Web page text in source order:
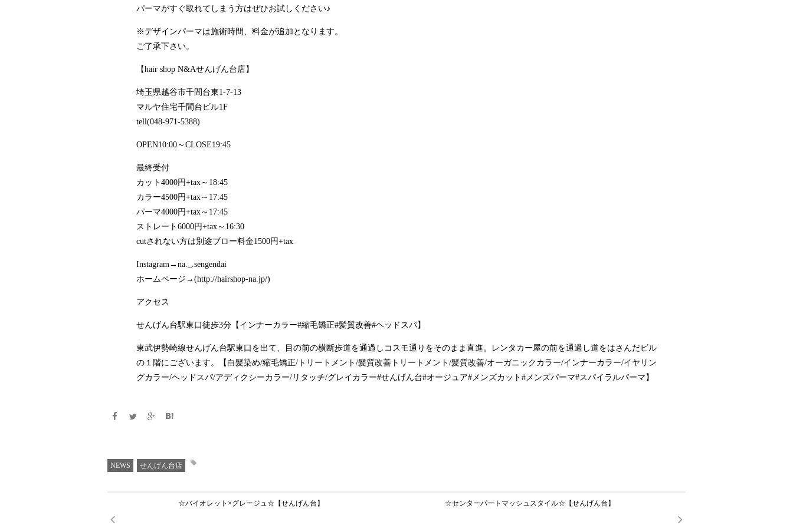
パーマがすぐ取れてしまう方はぜひお試しください♪
※デザインパーマは施術時間、料金が追加となります。
ご了承下さい。
【hair shop N&Aせんげん台店】
埼玉県越谷市千間台東1-7-13
マルヤ住宅千間台ビル1F
tell(048-971-5388)
OPEN10:00～CLOSE19:45
最終受付
カット4000円+tax～18:45
カラー4500円+tax～17:45
パーマ4000円+tax～17:45
ストレート6000円+tax～16:30
cutされない方は別途ブロー料金1500円+tax
Instagram→na._.sengendai
ホームページ→(http://hairshop-na.jp/)
アクセス
せんげん台駅東口徒歩3分【インナーカラー#縮毛矯正#髪質改善#ヘッドスパ】
東武伊勢崎線せんげん台駅東口を出て、目の前の横断歩道を通過しコスモ通りをそのまま直進。レンタカー屋の前を通過し道をはさんだビル
の１階にございます。【白髪染め/縮毛矯正/トリートメント/髪質改善トリートメント/髪質改善/オーガニックカラー/インナーカラー/イヤリン
グカラー/ヘッドスパ/アディクシーカラー/リタッチ/グレイカラー#せんげん台#オージュア#メンズカット#メンズパーマ#スパイラルパーマ】
NEWS せんげん台店
☆バイオレット×グレージュ☆【せんげん台】 ☆センターパートマッシュスタイル☆【せんげん台】